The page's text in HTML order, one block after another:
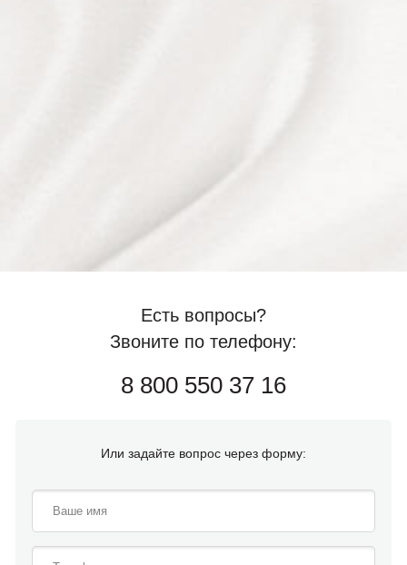
Есть вопросы?
Звоните по телефону:
8 800 550 37 16
Или задайте вопрос через форму: